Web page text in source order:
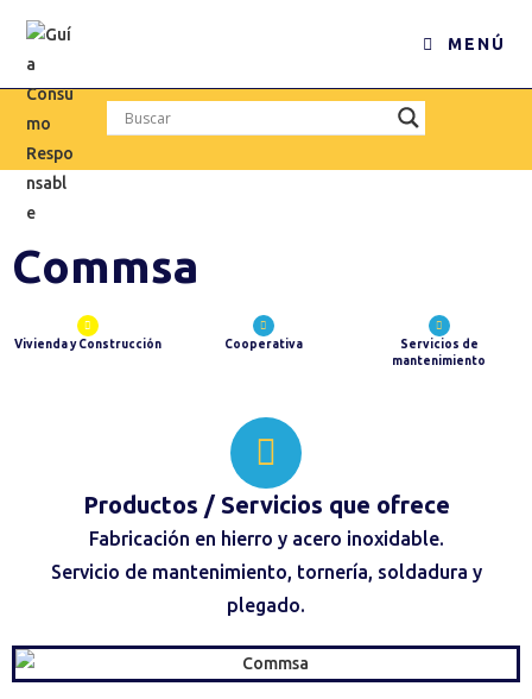
MENÚ
Commsa
Vivienda y Construcción Cooperativa
Servicios de
mantenimiento
Productos / Servicios que ofrece
Fabricación en hierro y acero inoxidable.
Servicio de mantenimiento, tornería, soldadura y
plegado.